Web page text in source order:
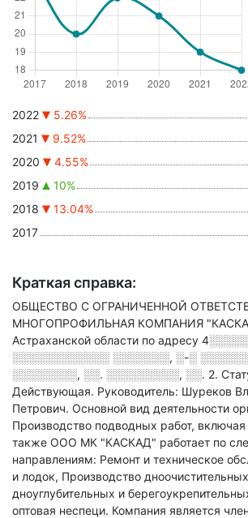
2022 5.26%
2021
9.52%
2020
4.55%
2019
10%
2018
13.04%
2017
Краткая справка:
ОБЩЕСТВО С ОГРАНИЧЕННОЙ
МНОГОПРОФИЛЬНАЯ КОМПАНИЯ
Астраханской области по адресу
░░░░░░░░░░░░ ░░░░░░░, ░-░
░░░░░░░░, ░░. ░░░░░░░░░, ░░. 2.
Действующая. Руководитель: Шуреков
Петрович. Основной вид деятельности
Производство подводных работ,
также ООО МК "КАСКАД" работает по
направлениям: Ремонт и техническое
и лодок, Производство
дноуглубительных и
оптовая неспеци. Компания является